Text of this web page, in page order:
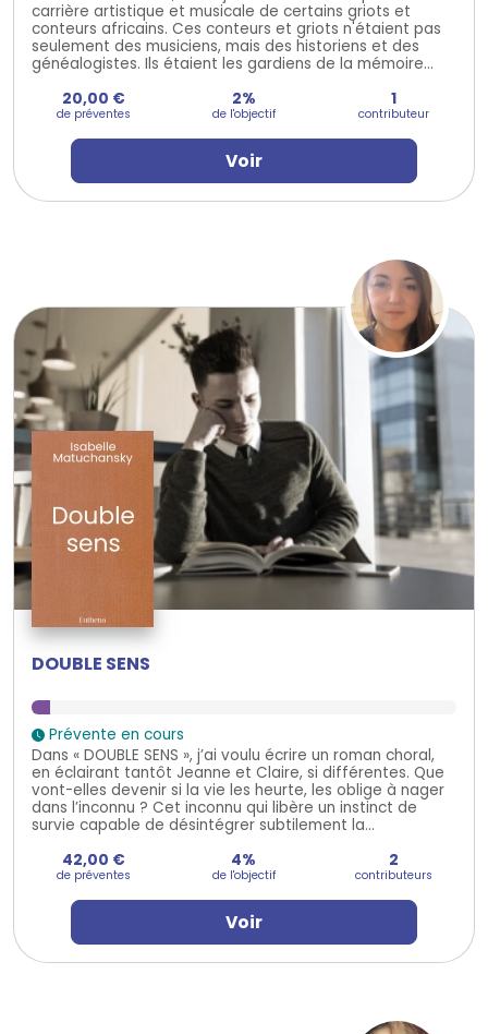
carrière artistique et musicale de certains griots et
conteurs africains. Ces conteurs et griots n'étaient pas
seulement des musiciens, mais des historiens et des
généalogistes. Ils étaient les gardiens de la mémoire...
20,00 €
de préventes
2%
de l'objectif
1
contributeur
Voir
DOUBLE SENS
Prévente en cours
Dans « DOUBLE SENS », j’ai voulu écrire un roman choral,
en éclairant tantôt Jeanne et Claire, si différentes. Que
vont-elles devenir si la vie les heurte, les oblige à nager
dans l’inconnu ? Cet inconnu qui libère un instinct de
survie capable de désintégrer subtilement la...
42,00 €
de préventes
4%
de l'objectif
2
contributeurs
Voir